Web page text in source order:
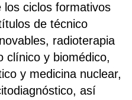
ciclos formativos
de técnico
radioterapia
clínico y biomédico,
y medicina nuclear,
así